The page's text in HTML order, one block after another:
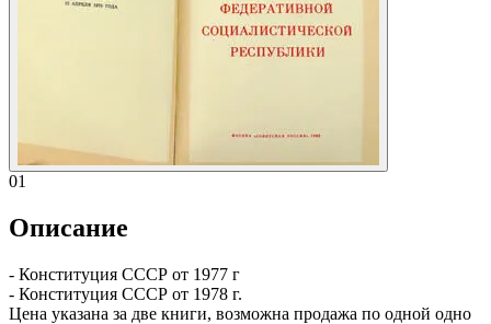
01
Описание
- Конституция СССР от 1977 г
- Конституция СССР от 1978 г.
Цена указана за две книги, возможна продажа по одной одно